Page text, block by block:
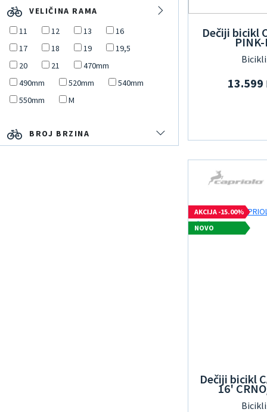
VELIČINA RAMA
11
12 13
16
17
18 19
19,5
20
21
470mm
490mm
520mm
540mm
550mm
M
BROJ BRZINA
Dečiji bicikl
13.599
AKCIJA -15.00%
NOVO
Dečiji bicikl
16'